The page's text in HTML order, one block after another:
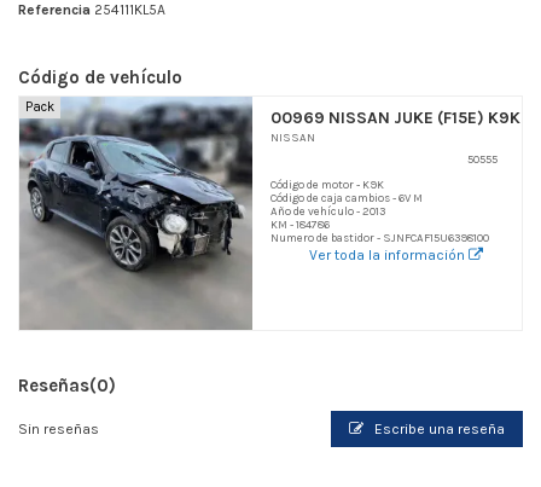
Referencia 254111KL5A
Código de vehículo
Pack
00969 NISSAN JUKE (F15E) K9K
NISSAN
50555
Código de motor - K9K
Código de caja cambios - 6V M
Año de vehículo - 2013
KM - 184786
Numero de bastidor - SJNFCAF15U6398100
Ver toda la información
Reseñas(0)
Sin reseñas Escribe una reseña